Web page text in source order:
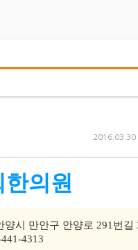
2016.03.30
의원
양시 만안구 안양로 291번길
4313